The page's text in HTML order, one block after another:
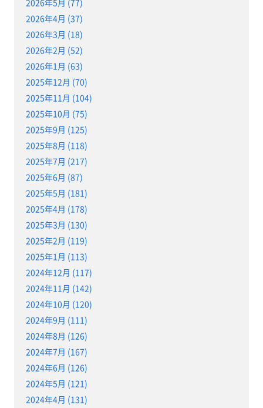
2026年4月 (37)
2026年3月 (18)
2026年2月 (52)
2026年1月 (63)
2025年12月 (70)
2025年11月 (104)
2025年10月 (75)
2025年9月 (125)
2025年8月 (118)
2025年7月 (217)
2025年6月 (87)
2025年5月 (181)
2025年4月 (178)
2025年3月 (130)
2025年2月 (119)
2025年1月 (113)
2024年12月 (117)
2024年11月 (142)
2024年10月 (120)
2024年9月 (111)
2024年8月 (126)
2024年7月 (167)
2024年6月 (126)
2024年5月 (121)
2024年4月 (131)